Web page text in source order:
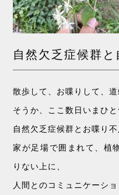
自然欠乏症候群
散歩して、お喋りして、
そうか、ここ数日いまひと
自然欠乏症候群とお喋り不
家が足場で囲まれて、植
りない上に、
人間とのコミュニケーシ